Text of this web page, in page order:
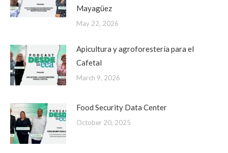
Mayagüez
May 22, 2026
Apicultura y agroforestería para el
Cafetal
March 9, 2026
Food Security Data Center
October 20, 2025